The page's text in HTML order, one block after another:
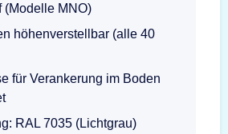
(Modelle MNO)
höhenverstellbar (alle 40
für Verankerung im Boden
RAL 7035 (Lichtgrau)